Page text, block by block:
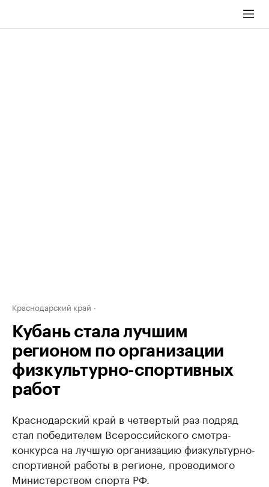
Краснодарский край
Кубань стала лучшим
регионом по организации
физкультурно-спортивных
работ
Краснодарский край в четвертый раз подряд
стал победителем Всероссийского смотра-
конкурса на лучшую организацию физкультурно-
спортивной работы в регионе, проводимого
Министерством спорта РФ.